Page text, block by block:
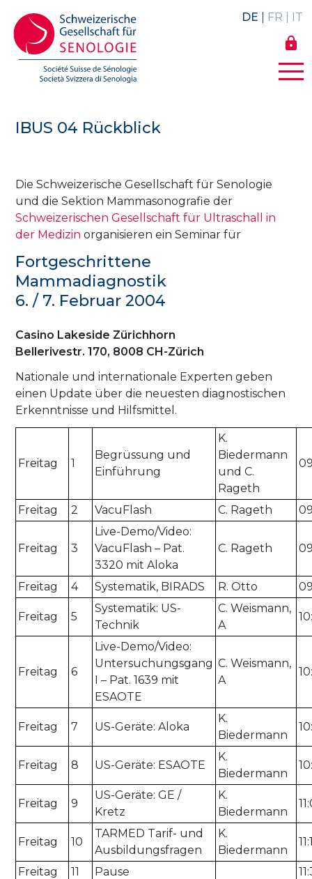
lock
DE FR IT
IBUS 04 Rückblick
Die Schweizerische Gesellschaft für Senologie
und die Sektion Mammasonografie der
Schweizerischen Gesellschaft für Ultraschall in
der Medizin organisieren ein Seminar für
Fortgeschrittene
Mammadiagnostik
6. / 7. Februar 2004
Casino Lakeside Zürichhorn
Bellerivestr. 170, 8008 CH-Zürich
Nationale und internationale Experten geben
einen Update über die neuesten diagnostischen
Erkenntnisse und Hilfsmittel.
Freitag 1
Begrüssung und
Einführung
K.
Biedermann
und C.
Rageth
Freitag 2 VacuFlash C. Rageth
Freitag 3
Live-Demo/Video:
VacuFlash – Pat.
3320 mit Aloka
C. Rageth
Freitag 4 Systematik, BIRADS R. Otto
Freitag 5
Systematik: US-
Technik
C. Weismann,
A
Freitag 6
Live-Demo/Video:
Untersuchungsgang
I – Pat. 1639 mit
ESAOTE
C. Weismann,
A
Freitag 7 US-Geräte: Aloka
K.
Biedermann
Freitag 8 US-Geräte: ESAOTE
K.
Biedermann
Freitag 9
US-Geräte: GE /
Kretz
K.
Biedermann
Freitag 10
TARMED Tarif- und
Ausbildungsfragen
K.
Biedermann
Freitag 11 Pause